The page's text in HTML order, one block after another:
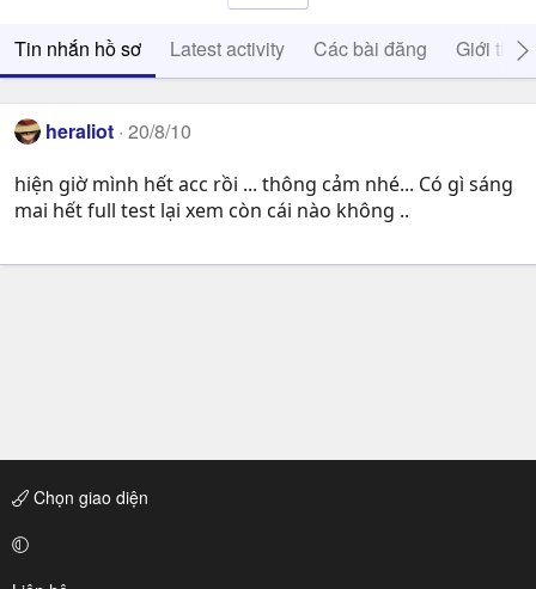
Tin nhắn hồ sơ Latest activity Các bài đăng Giới thiệu
heraliot 20/8/10
hiện giờ mình hết acc rồi ... thông cảm nhé... Có gì sáng
mai hết full test lại xem còn cái nào không ..
Chọn giao diện